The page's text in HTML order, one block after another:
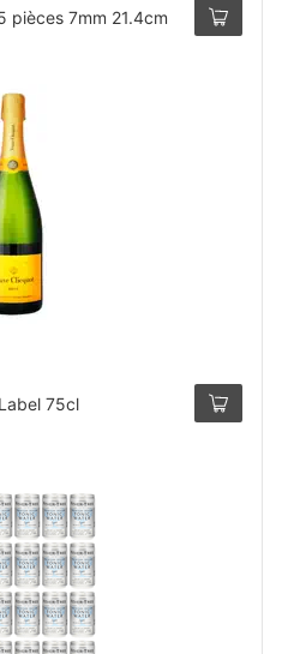
pièces 7mm 21.4cm
75cl